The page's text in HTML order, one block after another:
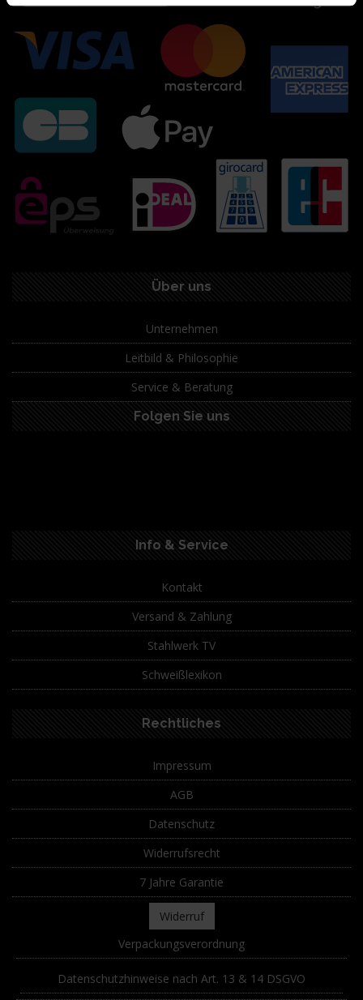
Über uns
Unternehmen
Leitbild & Philosophie
Service & Beratung
Folgen Sie uns
Info & Service
Kontakt
Versand & Zahlung
Stahlwerk TV
Schweißlexikon
Rechtliches
Impressum
AGB
Datenschutz
Widerrufsrecht
7 Jahre Garantie
Widerruf
Verpackungsverordnung
Datenschutzhinweise nach Art. 13 & 14 DSGVO